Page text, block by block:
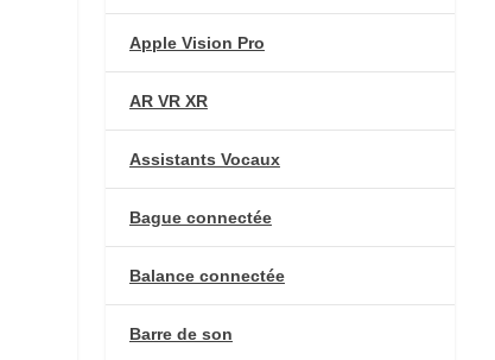
Apple Vision Pro
AR VR XR
Assistants Vocaux
Bague connectée
Balance connectée
Barre de son